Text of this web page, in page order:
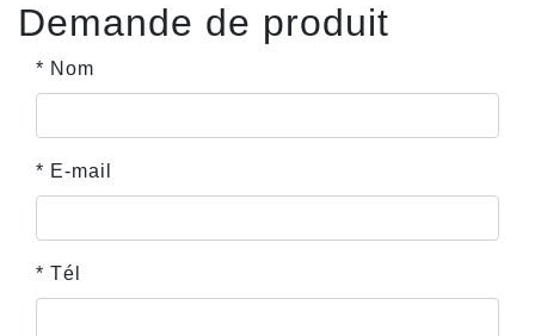
Demande de produit
* Nom
* E-mail
* Tél